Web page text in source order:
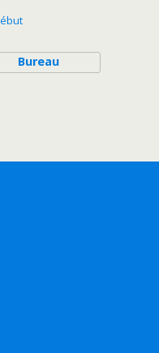
Bureau